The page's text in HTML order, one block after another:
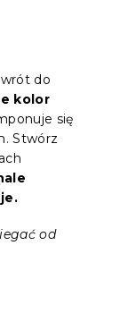
do
kolor
się
Stwórz
od